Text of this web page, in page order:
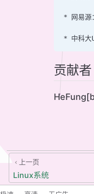
* 网易
* 中科
贡献者
上一页
Linux系统